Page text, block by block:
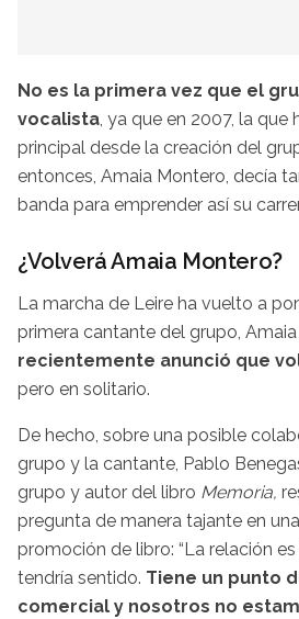
No es la primera vez que el
vocalista, ya que en 2007, la que
principal desde la creación del
entonces, Amaia Montero, decía
banda para emprender así su
¿Volverá Amaia Montero?
La marcha de Leire ha vuelto a
primera cantante del grupo,
recientemente anunció que
pero en solitario.
De hecho, sobre una posible
grupo y la cantante, Pablo
grupo y autor del libro Memoria,
pregunta de manera tajante en
promoción de libro: “La relación
tendría sentido. Tiene un punto
comercial y nosotros no